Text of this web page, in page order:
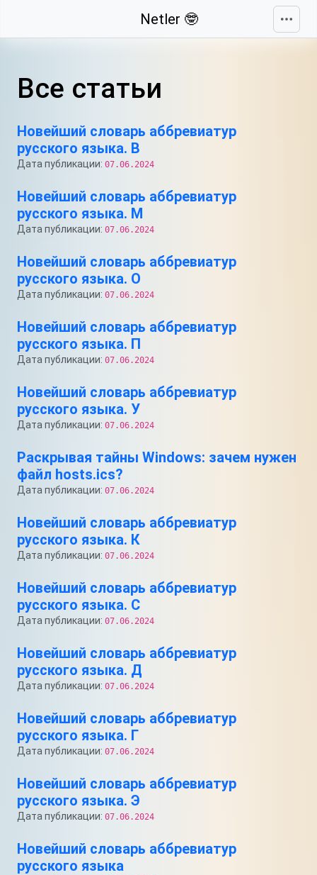
Netler 🤓
Все статьи
Новейший словарь аббревиатур
русского языка. В
Дата публикации: 07.06.2024
Новейший словарь аббревиатур
русского языка. М
Дата публикации: 07.06.2024
Новейший словарь аббревиатур
русского языка. О
Дата публикации: 07.06.2024
Новейший словарь аббревиатур
русского языка. П
Дата публикации: 07.06.2024
Новейший словарь аббревиатур
русского языка. У
Дата публикации: 07.06.2024
Раскрывая тайны Windows: зачем нужен
файл hosts.ics?
Дата публикации: 07.06.2024
Новейший словарь аббревиатур
русского языка. К
Дата публикации: 07.06.2024
Новейший словарь аббревиатур
русского языка. С
Дата публикации: 07.06.2024
Новейший словарь аббревиатур
русского языка. Д
Дата публикации: 07.06.2024
Новейший словарь аббревиатур
русского языка. Г
Дата публикации: 07.06.2024
Новейший словарь аббревиатур
русского языка. Э
Дата публикации: 07.06.2024
Новейший словарь аббревиатур
русского языка